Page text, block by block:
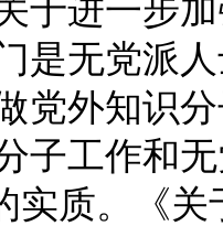
于进一步
是无党派
党外知识
子工作和
实质。《